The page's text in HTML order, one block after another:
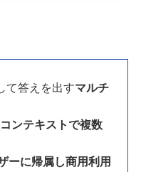
て答えを出すマルチ
ンテキストで複数
ーに帰属し商用利用